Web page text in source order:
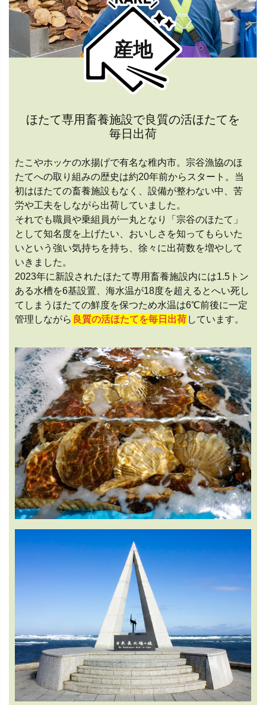
産地
ほたて専用畜養施設で良質の活ほたてを
毎日出荷
たこやホッケの水揚げで有名な稚内市。宗谷漁協のほ
たてへの取り組みの歴史は約20年前からスタート。当
初はほたての畜養施設もなく、設備が整わない中、苦
労や工夫をしながら出荷していました。
それでも職員や乗組員が一丸となり「宗谷のほたて」
として知名度を上げたい、おいしさを知ってもらいた
いという強い気持ちを持ち、徐々に出荷数を増やして
いきました。
2023年に新設されたほたて専用畜養施設内には1.5トン
ある水槽を6基設置、海水温が18度を超えるとへい死し
てしまうほたての鮮度を保つため水温は6℃前後に一定
管理しながら 良質の活ほたてを毎日出荷 しています。